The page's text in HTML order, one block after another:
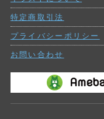
特定商取引法
プライバシーポリシー
お問い合わせ